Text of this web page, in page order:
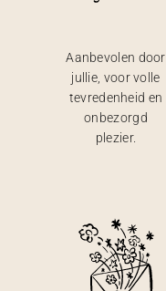
Aanbevolen door
jullie, voor volle
tevredenheid en
onbezorgd
plezier.